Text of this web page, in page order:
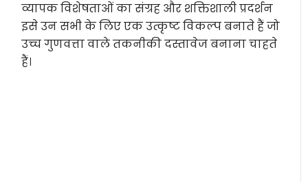
व्यापक विशेषताओं का संग्रह और शक्तिशाली प्रदर्शन
इसे उन सभी के लिए एक उत्कृष्ट विकल्प बनाते हैं जो
उच्च गुणवत्ता वाले तकनीकी दस्तावेज बनाना चाहते
हैं।